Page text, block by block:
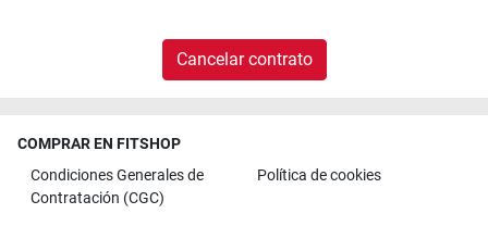
Cancelar contrato
COMPRAR EN FITSHOP
Condiciones Generales de
Contratación (CGC)
Política de cookies